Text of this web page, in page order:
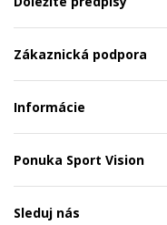
Zákaznická podpora
Informácie
Ponuka Sport Vision
Sleduj nás